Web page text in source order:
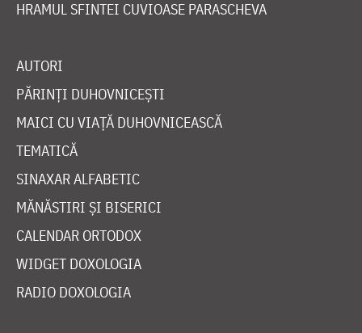
HRAMUL SFINTEI CUVIOASE PARASCHEVA
AUTORI
PĂRINȚI DUHOVNICEȘTI
MAICI CU VIAȚĂ DUHOVNICEASCĂ
TEMATICĂ
SINAXAR ALFABETIC
MĂNĂSTIRI ȘI BISERICI
CALENDAR ORTODOX
WIDGET DOXOLOGIA
RADIO DOXOLOGIA